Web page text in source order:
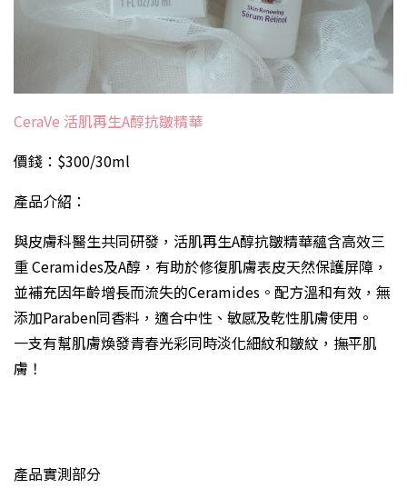
CeraVe 活肌再生A醇抗皺精華
價錢：$300/30ml
產品介紹：
與皮膚科醫生共同研發，活肌再生A醇抗皺精華蘊含高效三
重 Ceramides及A醇，有助於修復肌膚表皮天然保護屏障，
並補充因年齡增長而流失的Ceramides。配方溫和有效，無
添加Paraben同香料，適合中性、敏感及乾性肌膚使用。
一支有幫肌膚煥發青春光彩同時淡化細紋和皺紋，撫平肌
膚！
產品實測部分